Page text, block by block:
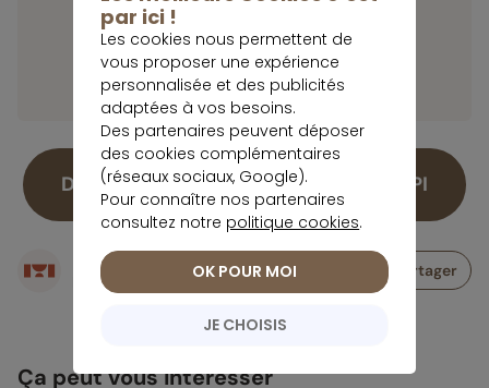
attractif et garantissent une
valorisation plus cohérente pour les
actionnaires existants.
Découvrez notre classement des SCPI
Écrit par
Rédaction meilleurtaux Placement
Partager
Ça peut vous intéresser
par ici !
Les cookies nous permettent de
vous proposer une expérience
personnalisée et des publicités
adaptées à vos besoins.
Des partenaires peuvent déposer
des cookies complémentaires
(réseaux sociaux, Google).
Pour connaître nos partenaires
consultez notre politique cookies.
JE CHOISIS
OK POUR MOI